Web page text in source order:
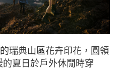
運費
運費
瑞典山區花卉印花，圓領
夏日於戶外休閒時穿